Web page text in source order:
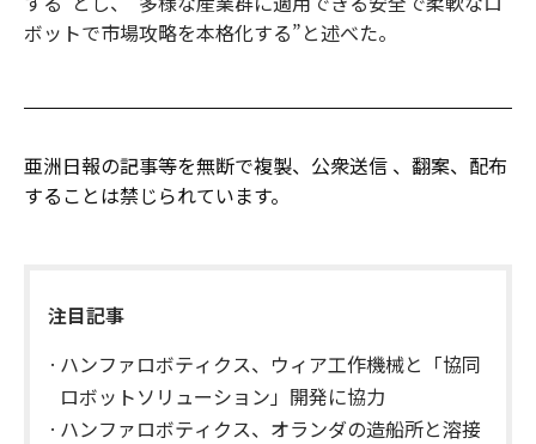
ボットで市場攻略を本格化する”と述べた。
亜洲日報の記事等を無断で複製、公衆送信 、翻案、配布
することは禁じられています。
注目記事
ハンファロボティクス、ウィア工作機械と「協同
ロボットソリューション」開発に協力
ハンファロボティクス、オランダの造船所と溶接